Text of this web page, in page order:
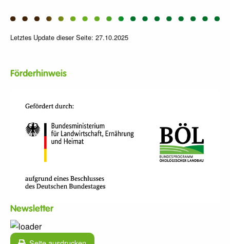
Letztes Update dieser Seite: 27.10.2025
Förderhinweis
Newsletter